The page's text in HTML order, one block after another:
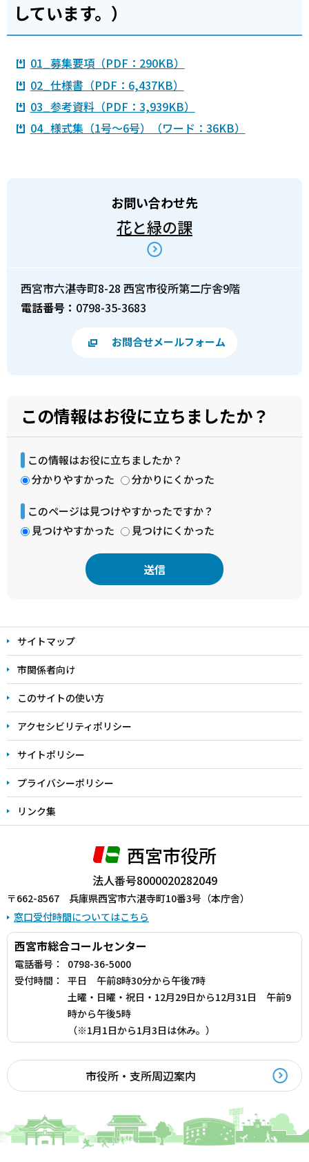
しています。）
01_募集要項（PDF：290KB）
02_仕様書（PDF：6,437KB）
03_参考資料（PDF：3,939KB）
04_様式集（1号～6号）（ワード：36KB）
お問い合わせ先
花と緑の課
西宮市六湛寺町8-28 西宮市役所第二庁舎9階
電話番号： 0798-35-3683
お問合せメールフォーム
この情報はお役に立ちましたか？
この情報はお役に立ちましたか？
分かりやすかった
分かりにくかった
このページは見つけやすかったですか？
見つけやすかった
見つけにくかった
文
こ
こ
ま
で
サイトマップ
市関係者向け
このサイトの使い方
アクセシビリティポリシー
サイトポリシー
プライバシーポリシー
リンク集
西宮市役所
法人番号8000020282049
〒662-8567 兵庫県西宮市六湛寺町10番3号（本庁舎）
窓口受付時間についてはこちら
西宮市総合コールセンター
電話番号：
0798-36-5000
受付時間：
平日 午前8時30分から午後7時
土曜・日曜・祝日・12月29日から12月31日 午前9
時から午後5時
（※1月1日から1月3日は休み。）
市役所・支所周辺案内